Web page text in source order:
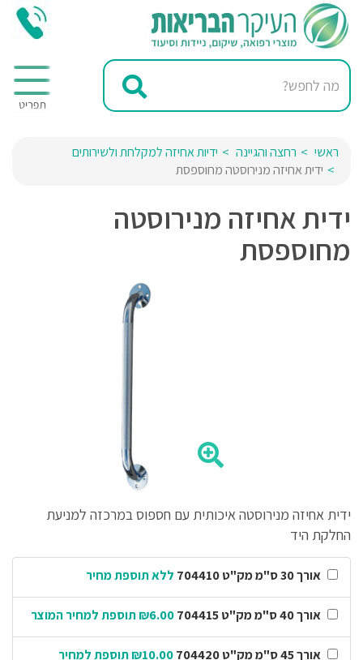
ראשי רחצה והגיינה
ידיות אחיזה למקלחת ולשירותים
ידית אחיזה מנירוסטה מחוספסת
ידית אחיזה מנירוסטה
מחוספסת
ידית אחיזה מנירוסטה איכותית עם חספוס במרכזה למניעת
החלקת היד
אורך 30 ס"מ מק"ט 704410 ללא תוספת מחיר
אורך 40 ס"מ מק"ט 704415 ₪6.00 תוספת למחיר המוצר
אורך 45 ס"מ מק"ט 704420
₪10.00 תוספת למחיר